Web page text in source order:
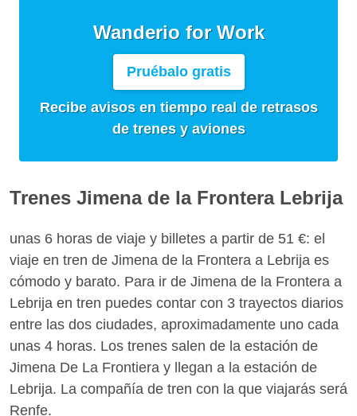
Wanderio for Work
Pruébalo gratis
Recibe avisos en tiempo real de retrasos
de trenes y aviones
Trenes Jimena de la Frontera Lebrija
unas 6 horas de viaje y billetes a partir de 51 €: el
viaje en tren de Jimena de la Frontera a Lebrija es
cómodo y barato. Para ir de Jimena de la Frontera a
Lebrija en tren puedes contar con 3 trayectos diarios
entre las dos ciudades, aproximadamente uno cada
unas 4 horas. Los trenes salen de la estación de
Jimena De La Frontiera y llegan a la estación de
Lebrija. La compañía de tren con la que viajarás será
Renfe.